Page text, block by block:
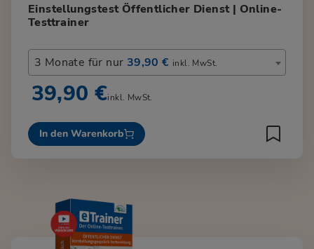
Einstellungstest Öffentlicher Dienst | Online-
Testtrainer
3 Monate für nur 39,90 € inkl. MwSt.
39,90 €inkl. MwSt.
In den Warenkorb